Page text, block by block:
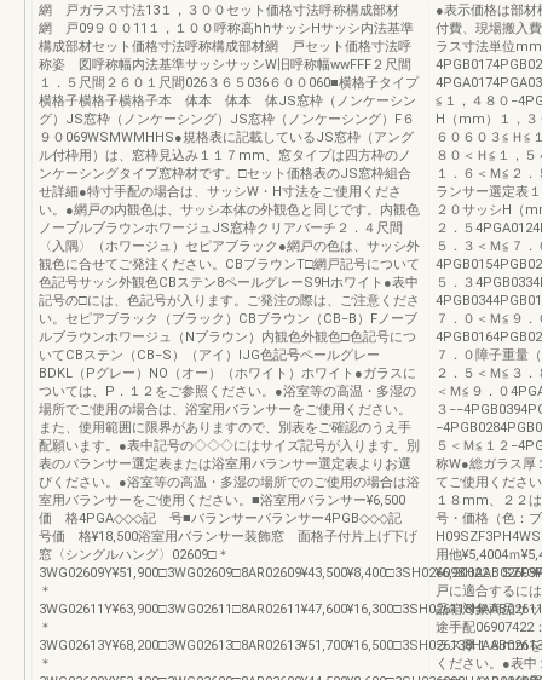
網 戸ガラス寸法13１，３００セット価格寸法呼称構成部材
網 戸09９００11１，１００呼称高hhサッシHサッシ内法基準
構成部材セット価格寸法呼称構成部材網 戸セット価格寸法呼
称姿 図呼称幅内法基準サッシサッシW旧呼称幅wwFFF２尺間
１．５尺間２６０１尺間026３６５036６００060■横格子タイプ
横格子横格子横格子本 体本 体本 体JS窓枠（ノンケーシン
グ）JS窓枠（ノンケーシング）JS窓枠（ノンケーシング）F６
９０069WSMWMHHS●規格表に記載しているJS窓枠（アング
ル付枠用）は、窓枠見込み１１７mm、窓タイプは四方枠のノ
ンケーシングタイプ窓枠材です。□セット価格表のJS窓枠組合
せ詳細●特寸手配の場合は、サッシW・H寸法をご使用くださ
い。●網戸の内観色は、サッシ本体の外観色と同じです。内観色
ノーブルブラウンホワージュJS窓枠クリアバーチ２．４尺間
〈入隅〉（ホワージュ）セピアブラック●網戸の色は、サッシ外
観色に合せてご発注ください。CBブラウンT□網戸記号について
色記号サッシ外観色CBステン8ペールグレーS9Hホワイト●表中
記号の□には、色記号が入ります。ご発注の際は、ご注意くださ
い。セピアブラック（ブラック）CBブラウン（CB−B）Fノーブ
ルブラウンホワージュ（Nブラウン）内観色外観色□色記号につ
いてCBステン（CB−S）（アイ）IJG色記号ペールグレー
BDKL（Pグレー）NO（オー）（ホワイト）ホワイト●ガラスに
ついては、P．１２をご参照ください。●浴室等の高温・多湿の
場所でご使用の場合は、浴室用バランサーをご使用ください。
また、使用範囲に限界がありますので、別表をご確認のうえ手
配願います。●表中記号の◇◇◇にはサイズ記号が入ります。別
表のバランサー選定表または浴室用バランサー選定表よりお選
びください。●浴室等の高温・多湿の場所でのご使用の場合は浴
室用バランサーをご使用ください。■浴室用バランサー¥6,500
価 格4PGA◇◇◇記 号■バランサーバランサー4PGB◇◇◇記
号価 格¥18,500浴室用バランサー装飾窓 面格子付片上げ下げ
窓〈シングルハング〉02609□＊
＊
＊
＊
●表示価格は部材
付費、現場搬入
ラス寸法単位
≦１，４８０
H（mm）１，３
６０６０３≦Ｈ≦
８０＜Ｈ≦１，
１．６＜Ｍ≦２
ランサー選定表
２０サッシH（
２．５
５．３＜Ｍ≦７
５．３
７．０＜Ｍ≦９．
７．０障子重量
２．５＜Ｍ≦３
＜Ｍ≦９．０
３
５＜Ｍ≦１２
称W●総ガラス厚
てご使用くださ
１８mm、２２
号・価格（色：
用他¥5,4004ｍ
¥6,20022：
戸に適合するに
品箱対象商品サ
途手配06907422
ラス厚１８mm
ください。●表